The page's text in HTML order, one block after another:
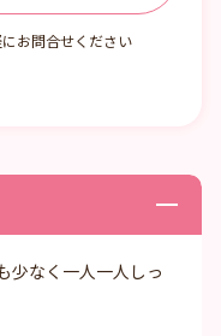
お問合せください
少なく一人一人しっ